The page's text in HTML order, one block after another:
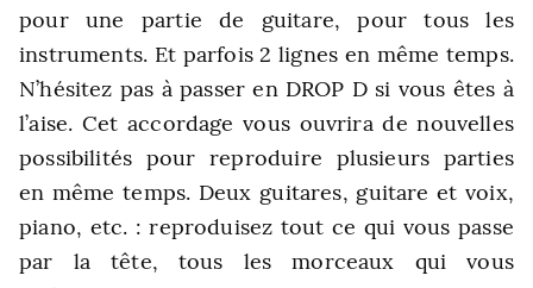
pour une partie de guitare, pour tous les
instruments. Et parfois 2 lignes en même temps.
N’hésitez pas à passer en DROP D si vous êtes à
l’aise. Cet accordage vous ouvrira de nouvelles
possibilités pour reproduire plusieurs parties
en même temps. Deux guitares, guitare et voix,
piano, etc. : reproduisez tout ce qui vous passe
par la tête, tous les morceaux qui vous